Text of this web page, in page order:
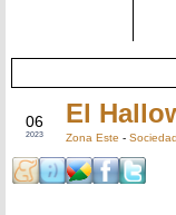
06
2023
El
Zona Este -